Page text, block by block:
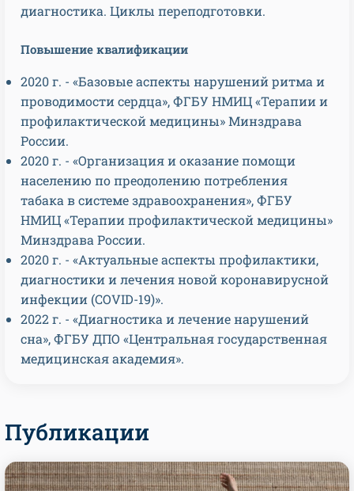
диагностика. Циклы переподготовки.
Повышение квалификации
2020 г. - «Базовые аспекты нарушений ритма и
проводимости сердца», ФГБУ НМИЦ «Терапии и
профилактической медицины» Минздрава
России.
2020 г. - «Организация и оказание помощи
населению по преодолению потребления
табака в системе здравоохранения», ФГБУ
НМИЦ «Терапии профилактической медицины»
Минздрава России.
2020 г. - «Актуальные аспекты профилактики,
диагностики и лечения новой коронавирусной
инфекции (COVID-19)».
2022 г. - «Диагностика и лечение нарушений
сна», ФГБУ ДПО «Центральная государственная
медицинская академия».
Публикации